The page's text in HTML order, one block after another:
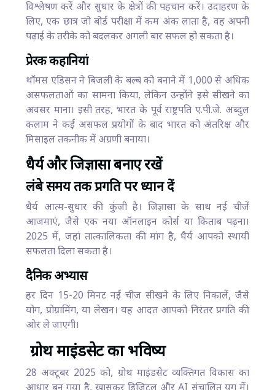
विश्लेषण करें और सुधार के क्षेत्रों की पहचान करें। उदाहरण के
लिए, एक छात्र जो बोर्ड परीक्षा में कम अंक लाता है, वह अपनी
पढ़ाई के तरीके को बदलकर अगली बार सफल हो सकता है।
प्रेरक कहानियां
थॉमस एडिसन ने बिजली के बल्ब को बनाने में 1,000 से अधिक
असफलताओं का सामना किया, लेकिन उन्होंने इसे सीखने का
अवसर माना। इसी तरह, भारत के पूर्व राष्ट्रपति ए.पी.जे. अब्दुल
कलाम ने कई असफल प्रयोगों के बाद भारत को अंतरिक्ष और
मिसाइल तकनीक में अग्रणी बनाया।
धैर्य और जिज्ञासा बनाए रखें
लंबे समय तक प्रगति पर ध्यान दें
धैर्य आत्म-सुधार की कुंजी है। जिज्ञासा के साथ नई चीजें
आजमाएं, जैसे एक नया ऑनलाइन कोर्स या किताब पढ़ना।
2025 में, जहां तात्कालिकता की मांग है, धैर्य आपको स्थायी
सफलता दिला सकता है।
दैनिक अभ्यास
हर दिन 15-20 मिनट नई चीज सीखने के लिए निकालें, जैसे
योग, प्रोग्रामिंग, या लेखन। यह आदत आपको निरंतर प्रगति की
ओर ले जाएगी।
ग्रोथ माइंडसेट का भविष्य
28 अक्टूबर 2025 को, ग्रोथ माइंडसेट व्यक्तिगत विकास का